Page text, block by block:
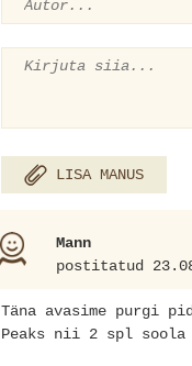
LISA MANUS
Mann
postitatud
Täna avasime purgi
Peaks nii 2 spl soola